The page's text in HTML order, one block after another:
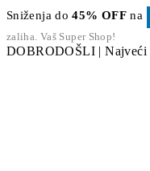
Sniženja do45% OFF na
zaliha. Vaš Super Shop!
DOBRODOŠLI | Najveći